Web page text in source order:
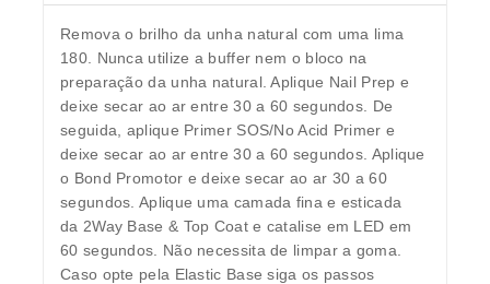
Remova o brilho da unha natural com uma lima
180. Nunca utilize a buffer nem o bloco na
preparação da unha natural. Aplique Nail Prep e
deixe secar ao ar entre 30 a 60 segundos. De
seguida, aplique Primer SOS/No Acid Primer e
deixe secar ao ar entre 30 a 60 segundos. Aplique
o Bond Promotor e deixe secar ao ar 30 a 60
segundos. Aplique uma camada fina e esticada
da 2Way Base & Top Coat e catalise em LED em
60 segundos. Não necessita de limpar a goma.
Caso opte pela Elastic Base siga os passos